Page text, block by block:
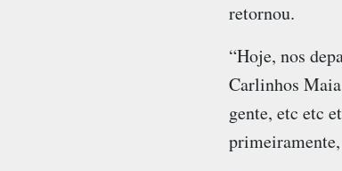
retornou.
“Hoje, nos
Carlinhos
gente, etc etc